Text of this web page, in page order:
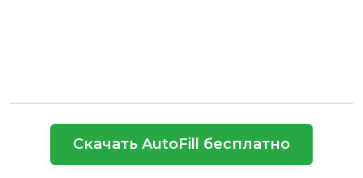
Скачать AutoFill бесплатно